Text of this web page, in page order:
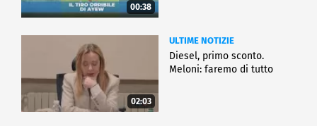
00:38
02:03
ULTIME NOTIZIE
Diesel, primo sconto.
Meloni: faremo di tutto